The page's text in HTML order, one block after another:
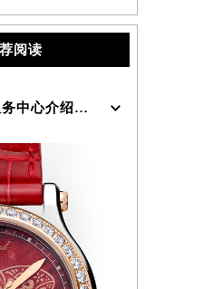
阅读
萧邦维修保养服务中心介绍 | Chopard